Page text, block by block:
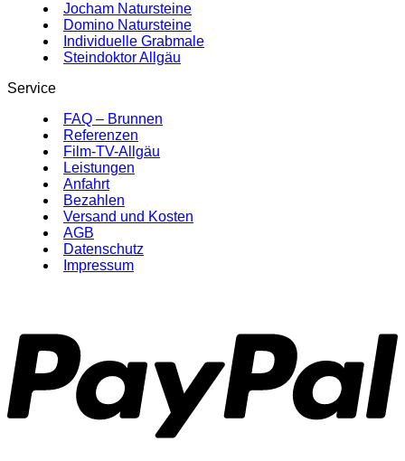
Jocham Natursteine
Domino Natursteine
Individuelle Grabmale
Steindoktor Allgäu
Service
FAQ – Brunnen
Referenzen
Film-TV-Allgäu
Leistungen
Anfahrt
Bezahlen
Versand und Kosten
AGB
Datenschutz
Impressum